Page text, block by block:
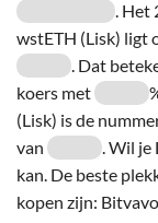
. Het
wstETH (Lisk) ligt
. Dat
koers met
(Lisk) is de
van
. Wil je
kan. De beste
kopen zijn: